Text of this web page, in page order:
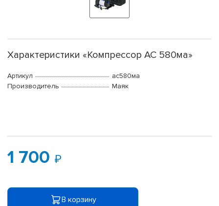
Характеристики «Компрессор АС 580ма»
Артикул
ас580ма
Производитель
Маяк
1 700
В корзину